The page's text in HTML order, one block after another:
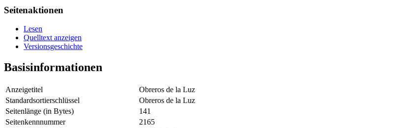
Seitenaktionen
Lesen
Quelltext anzeigen
Versionsgeschichte
Basisinformationen
Anzeigetitel
Obreros de la Luz
Standardsortierschlüssel
Obreros de la Luz
Seitenlänge (in Bytes)
141
Seitenkennnummer
2165